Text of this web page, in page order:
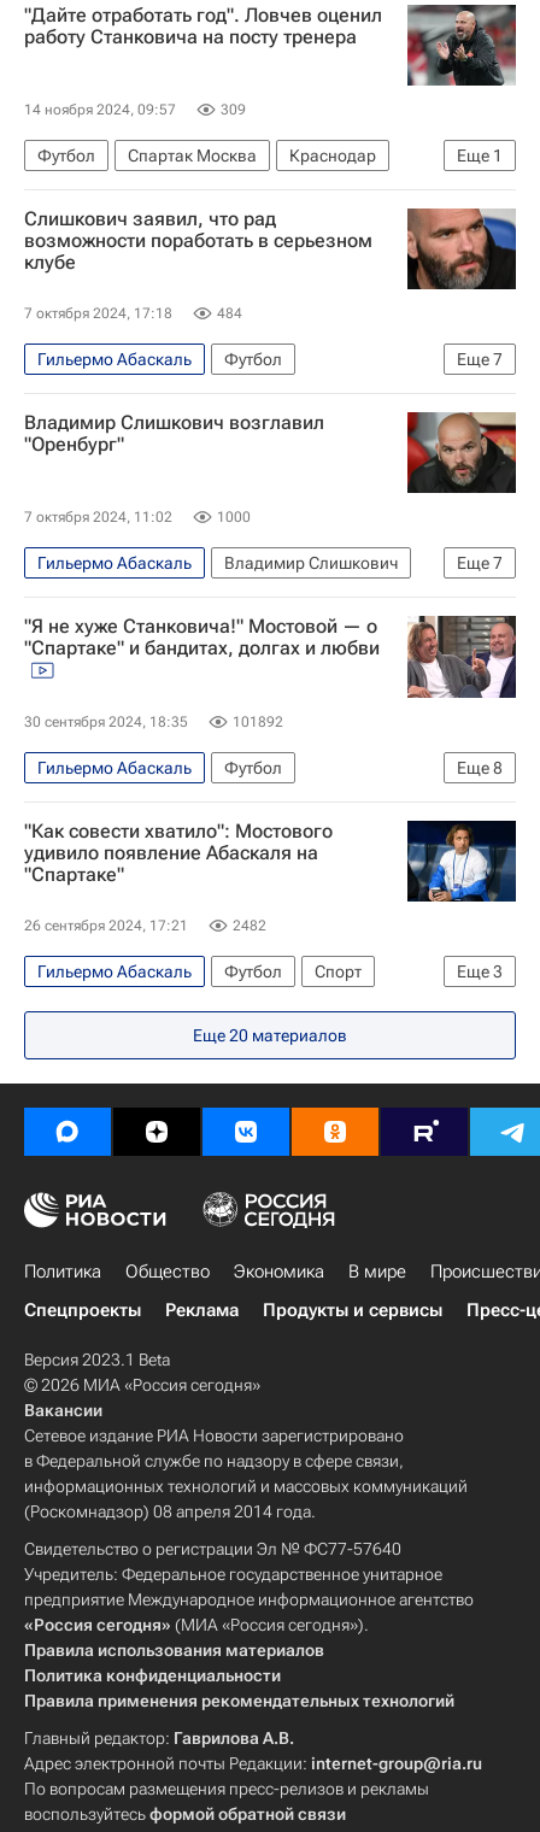
Спартак Москва
Локомотив (Москва)
"Дайте отработать год". Ловчев оценил
работу Станковича на посту тренера
14 ноября 2024, 09:57 309
Еще 1
Футбол Спартак Москва
Краснодар
Акрон (Тольятти)
Слишкович заявил, что рад
возможности поработать в серьезном
клубе
7 октября 2024, 17:18 484
Еще7
Гильермо Абаскаль
Футбол
Трансферы в РПЛ
Оренбург
Спартак Москва
Балтика
Владимир Слишкович возглавил
"Оренбург"
7 октября 2024, 11:02 1000
Еще7
Гильермо Абаскаль
Владимир Слишкович
Футбол
Оренбург
Спартак Москва
Балтика
Кубок России по футболу
Трансферы
"Я не хуже Станковича!" Мостовой — о
"Спартаке" и бандитах, долгах и любви
30 сентября 2024, 18:35 101892
Еще8
Гильермо Абаскаль
Футбол
Александр Мостовой
Интервью РИА Спорт
Спорт — видео
РПЛ 2026-2027 (Чемпионат России по футболу)
Слово пацана
Сборная России по футболу
Валерий Карпин
Спартак Москва
"Как совести хватило": Мостового
удивило появление Абаскаля на
"Спартаке"
26 сентября 2024, 17:21 2482
Еще3
Гильермо Абаскаль Футбол
Спорт
Александр Мостовой
Спартак Москва
РПЛ 2026-2027 (Чемпионат России по футболу)
Еще20 материалов
Политика Общество Экономика В мире
Спецпроекты
Реклама Продукты и сервисы Пресс-
Версия 2023.1 Beta
© 2026 МИА «Россия сегодня»
Вакансии
Сетевое издание РИА Новости зарегистрировано
в Федеральной службе по надзору в сфере связи,
информационных технологий и массовых коммуникаций
(Роскомнадзор) 08 апреля 2014 года.
Свидетельство о регистрации Эл № ФС77-57640
Учредитель: Федеральное государственное унитарное
предприятие Международное информационное агентство
«Россия сегодня» (МИА «Россия сегодня»).
Правила использования материалов
Политика конфиденциальности
Правила применения рекомендательных технологий
Главный редактор: Гаврилова А.В.
Адрес электронной почты Редакции: internet-group@ria.ru
По вопросам размещения пресс-релизов и рекламы
воспользуйтесьформой обратной связи